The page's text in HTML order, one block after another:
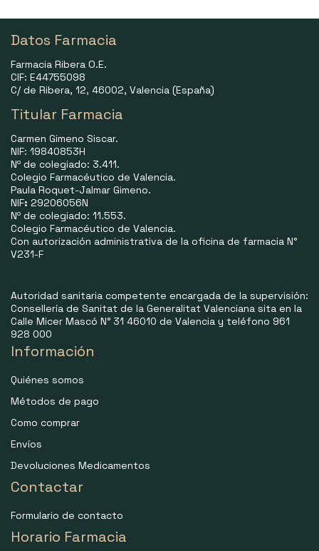
Datos Farmacia
Farmacia Ribera O.E.
CIF: E44755098
C/ de Ribera, 12, 46002, Valencia (España)
Titular Farmacia
Carmen Gimeno Siscar.
NIF: 19840853H
Nº de colegiado: 3.411.
Colegio Farmacéutico de Valencia.
Paula Roquet-Jalmar Gimeno.
NIF: 29206056N
Nº de colegiado: 11.553.
Colegio Farmacéutico de Valencia.
Con autorización administrativa de la oficina de farmacia N°
V231-F
Autoridad sanitaria competente encargada de la supervisión:
Consellería de Sanitat de la Generalitat Valenciana sita en la
Calle Micer Mascó N° 31 46010 de Valencia y teléfono 961
928 000
Información
Quiénes somos
Métodos de pago
Como comprar
Envíos
Devoluciones Medicamentos
Contactar
Formulario de contacto
Horario Farmacia